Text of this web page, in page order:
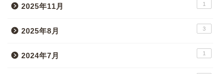
2025年11月 1
2025年8月 3
2024年7月 1